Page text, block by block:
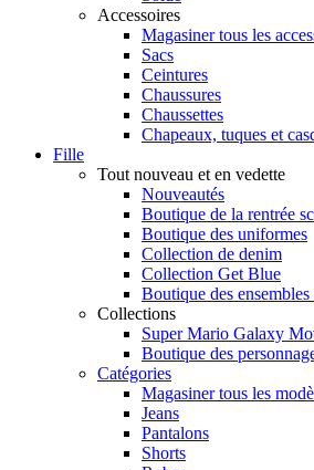
Accessoires
Magasiner tous les
Sacs
Ceintures
Chaussures
Chaussettes
Chapeaux, tuques et
Fille
Tout nouveau et en vedette
Nouveautés
Boutique de la rentrée
Boutique des uniformes
Collection de denim
Collection Get Blue
Boutique des ensembles
Collections
Super Mario Galaxy
Boutique des
Catégories
Magasiner tous les
Jeans
Pantalons
Shorts